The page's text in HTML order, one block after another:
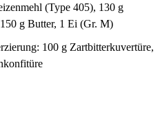
(Type 405), 130 g
g Butter, 1 Ei (Gr. M)
100 g Zartbitterkuvertüre,